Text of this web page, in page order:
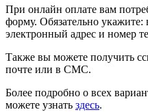
При онлайн оплате вам
форму. Обязательно
электронный адрес и номер
Также вы можете получить
почте или в СМС.
Более подробно о всех
можете узнать здесь.